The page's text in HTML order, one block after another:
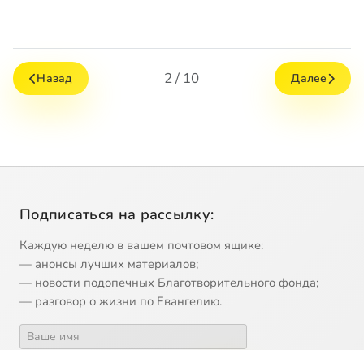
Назад 2 / 10 Далее
Подписаться на рассылку:
Каждую неделю в вашем почтовом ящике:
— анонсы лучших материалов;
— новости подопечных Благотворительного фонда;
— разговор о жизни по Евангелию.